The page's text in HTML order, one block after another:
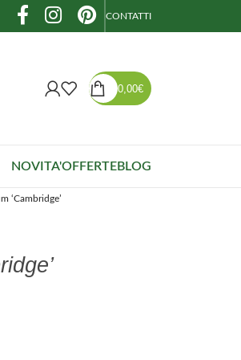
CONTATTI
0,00€
NOVITA'OFFERTEBLOG
‘Cambridge’